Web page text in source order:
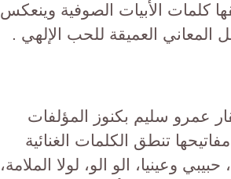
كلمات الأبيات الصوفية وينعكس
العميقة للحب الإلهي .
عمرو سليم بكنوز المؤلفات
تنطق الكلمات الغنائية
وعينيا، الو الو، لولا الملامة،